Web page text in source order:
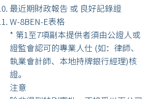
最近期財政報告 或 良好記錄證
W-8BEN-E表格
* 第1至7項副本提供者須由公證人或
證監會認可的專業人仕 (如：律師、
執業會計師、本地持牌銀行經理)核
證。
注意